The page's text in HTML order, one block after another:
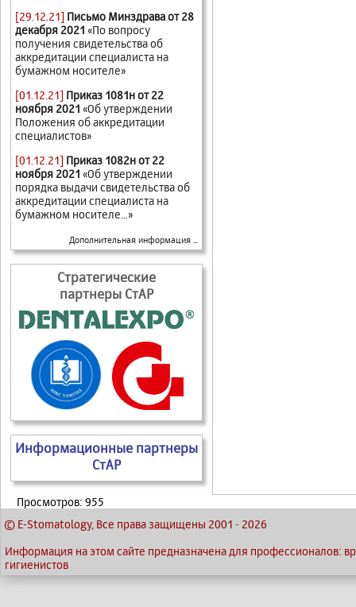
[29.12.21] Письмо Минздрава от 28
декабря 2021 «По вопросу
получения свидетельства об
аккредитации специалиста на
бумажном носителе»
[01.12.21] Приказ 1081н от 22
ноября 2021 «Об утверждении
Положения об аккредитации
специалистов»
[01.12.21] Приказ 1082н от 22
ноября 2021 «Об утверждении
порядка выдачи свидетельства об
аккредитации специалиста на
бумажном носителе...»
Дополнительная информация ...
Стратегические
партнеры СтАР
Информационные партнеры
СтАР
Просмотров: 955
© E-Stomatology, Все права защищены 2001 - 2026
Информация на этом сайте предназначена для профессионалов:
гигиенистов